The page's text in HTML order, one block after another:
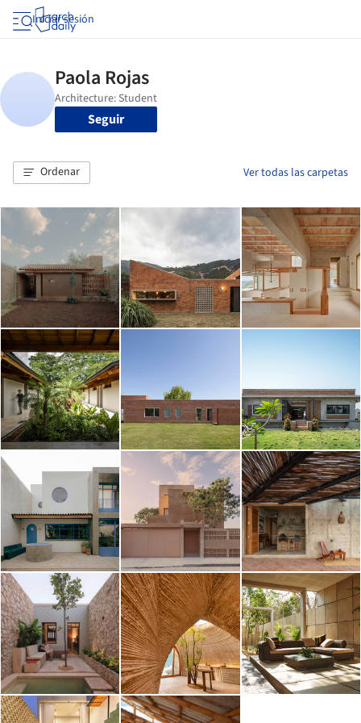
Iniciar sesión
Seguir
Ordenar Ver todas las carpetas